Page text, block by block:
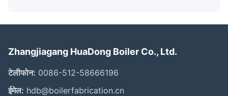
Zhangjiagang HuaDong Boiler Co., Ltd.
टेलीफोन: 0086-512-58666196
ईमेल: hdb@boilerfabrication.cn